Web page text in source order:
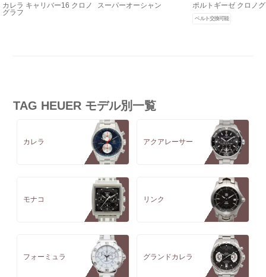
カレラ キャリバー16 クロノ
グラフ
スーパーオーシャン
ポルトギーゼ クロノ
ベルト交換可能
TAG HEUER モデル別一覧
カレラ アクアレーサー
モナコ リンク
フォーミュラ グランドカレラ